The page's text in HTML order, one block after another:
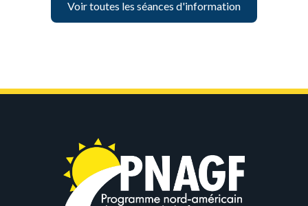
Voir toutes les séances d'information